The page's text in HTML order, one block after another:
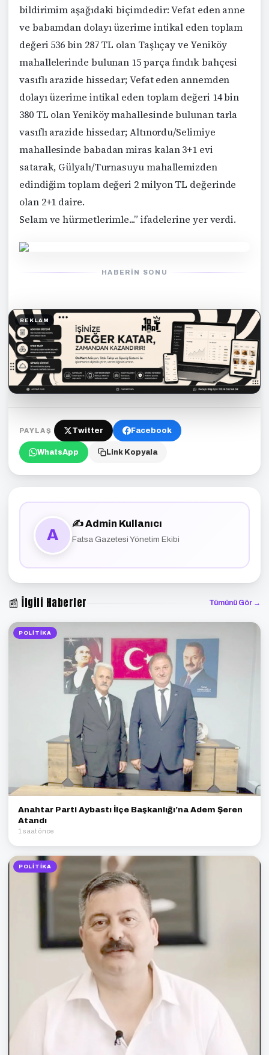
bildirimim aşağıdaki biçimdedir: Vefat eden anne
ve babamdan dolayı üzerime intikal eden toplam
değeri 536 bin 287 TL olan Taşlıçay ve Yeniköy
mahallelerinde bulunan 15 parça fındık bahçesi
vasıflı arazide hissedar; Vefat eden annemden
dolayı üzerime intikal eden toplam değeri 14 bin
380 TL olan Yeniköy mahallesinde bulunan tarla
vasıflı arazide hissedar; Altınordu/Selimiye
mahallesinde babadan miras kalan 3+1 evi
satarak, Gülyalı/Turnasuyu mahallemizden
edindiğim toplam değeri 2 milyon TL değerinde
olan 2+1 daire.
Selam ve hürmetlerimle...” ifadelerine yer verdi.
HABERIN SONU
REKLAM
PAYLAŞ Twitter Facebook
WhatsApp Link Kopyala
A
✍️ Admin Kullanıcı
Fatsa Gazetesi Yönetim Ekibi
📰 İlgili Haberler Tümünü Gör →
POLITIKA
Anahtar Parti Aybastı İlçe Başkanlığı’na Adem Şeren
Atandı
1 saat önce
POLITIKA